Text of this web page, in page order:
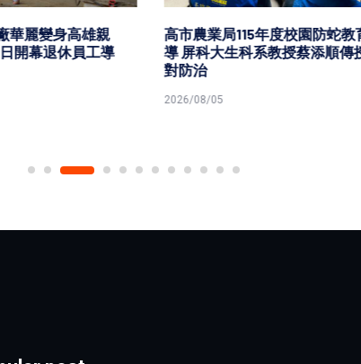
麗變身高雄親
開幕退休員工導
高市農業局115年度校園防蛇教
導 屏科大生科系教授蔡添順傳授
對防治
2026/08/05